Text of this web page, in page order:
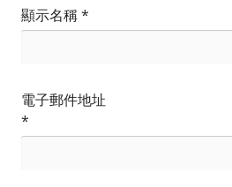
顯示名稱*
電子郵件地址
*